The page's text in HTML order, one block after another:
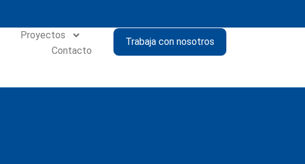
Proyectos
Contacto
Trabaja con nosotros